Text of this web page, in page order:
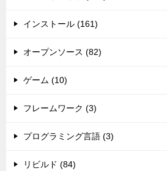
インストール (161)
オープンソース (82)
ゲーム (10)
フレームワーク (3)
プログラミング言語 (3)
リビルド (84)